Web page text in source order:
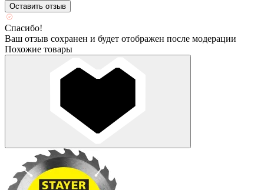
Оставить отзыв
Спасибо!
Ваш отзыв сохранен и будет отображен после модерации
Похожие товары